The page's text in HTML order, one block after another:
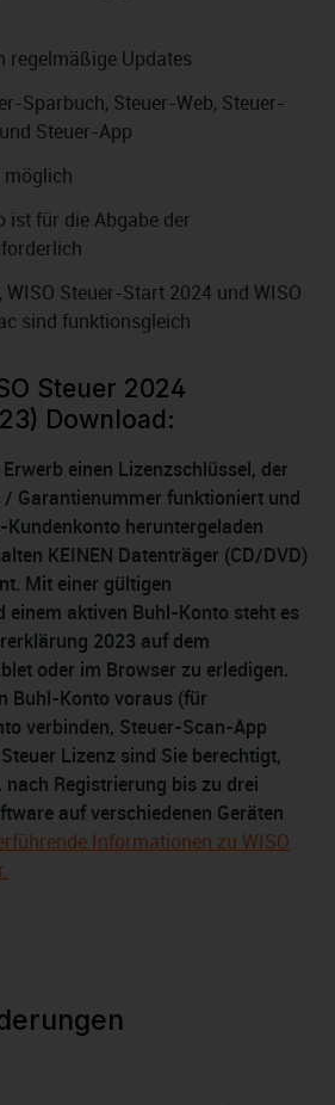
regelmäßige Updates
Sparbuch, Steuer-Web, Steuer-
Steuer-App
ist für die Abgabe der
WISO Steuer-Start 2024 und WISO
sind funktionsgleich
Steuer 2024
Download:
einen Lizenzschlüssel, der
Garantienummer funktioniert und
heruntergeladen
KEINEN Datenträger (CD/DVD)
Mit einer gültigen
einem aktiven Buhl-Konto steht es
2023 auf dem
oder im Browser zu erledigen.
Buhl-Konto voraus (für
verbinden, Steuer-Scan-App
Lizenz sind Sie berechtigt,
Registrierung bis zu drei
auf verschiedenen Geräten
Informationen zu WISO